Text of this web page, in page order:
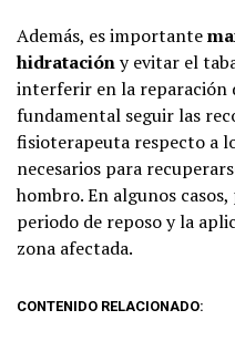
Además, es importante
hidratacióny evitar el
interferir en la reparación
fundamental seguir las
fisioterapeuta respecto a
necesarios para
hombro. En algunos
periodo de reposo y la
zona afectada.
CONTENIDO RELACIONADO: